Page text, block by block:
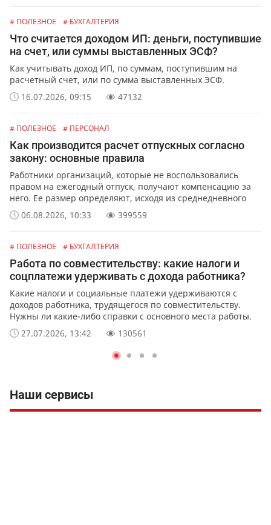
# ПОЛЕЗНОЕ # БУХГАЛТЕРИЯ
Что считается доходом ИП: деньги, поступившие
на счет, или суммы выставленных ЭСФ?
Как учитывать доход ИП, по суммам, поступившим на
расчетный счет, или по сумма выставленных ЭСФ.
16.07.2026, 09:15
47132
# ПОЛЕЗНОЕ # ПЕРСОНАЛ
Как производится расчет отпускных согласно
закону: основные правила
Работники организаций, которые не воспользовались
правом на ежегодный отпуск, получают компенсацию за
него. Ее размер определяют, исходя из среднедневного
заработка сотрудника.
06.08.2026, 10:33 399559
# ПОЛЕЗНОЕ # БУХГАЛТЕРИЯ
Работа по совместительству: какие налоги и
соцплатежи удерживать с дохода работника?
Какие налоги и социальные платежи удерживаются с
доходов работника, трудящегося по совместительству.
Нужны ли какие-либо справки с основного места работы.
27.07.2026, 13:42
130561
Наши сервисы